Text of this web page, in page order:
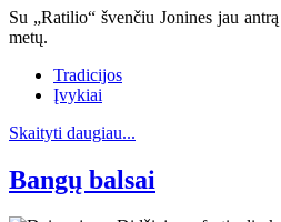
Su „Ratilio“ švenčiu Jonines jau
metų.
Tradicijos
Įvykiai
Skaityti daugiau...
Bangų balsai